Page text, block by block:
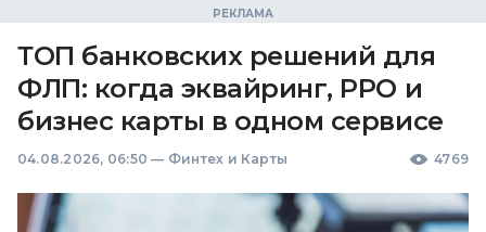
ТОП банковских решений для
ФЛП: когда эквайринг, РРО и
бизнес карты в одном сервисе
04.08.2026, 06:50 — Финтех и Карты 4769